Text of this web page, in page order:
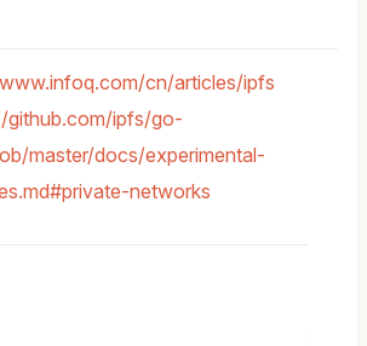
cn/articles/ipfs
github.com/ipfs/go-
master/docs/experimental-
networks